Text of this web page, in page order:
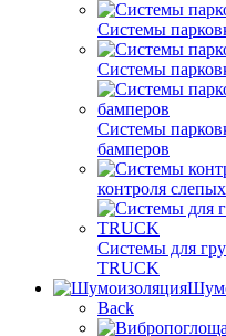
Системы
Системы
Системы
бамперов
контроля
Системы для
TRUCK
Back